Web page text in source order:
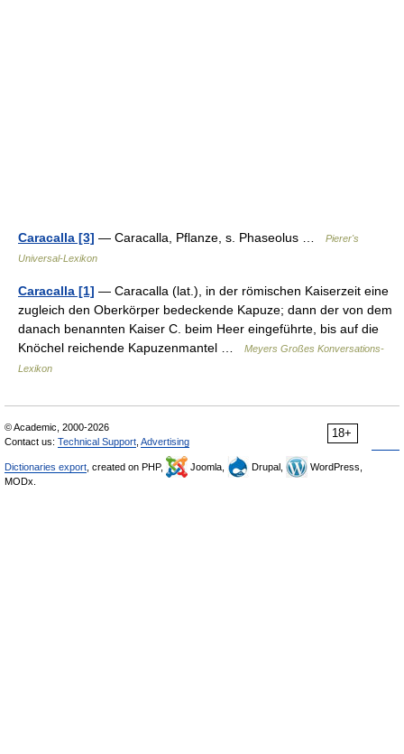
Caracalla [3] — Caracalla, Pflanze, s. Phaseolus …
Pierer's
Universal-Lexikon
Caracalla [1] — Caracalla (lat.), in der römischen Kaiserzeit eine
zugleich den Oberkörper bedeckende Kapuze; dann der von dem
danach benannten Kaiser C. beim Heer eingeführte, bis auf die
Knöchel reichende Kapuzenmantel …
Meyers Großes Konversations-
Lexikon
18+
© Academic, 2000-2026
Contact us: Technical Support Advertising
Dictionaries export , created on PHP, Joomla, Drupal,
WordPress,
MODx.